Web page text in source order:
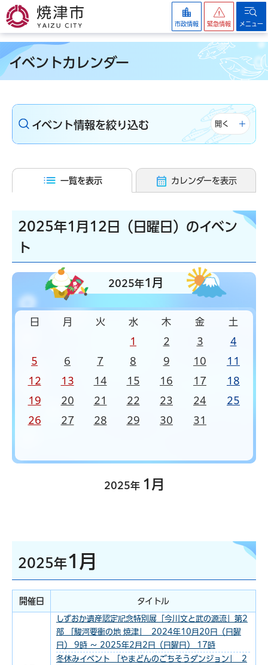
焼津市
市政情報 緊急情報 メニュー
イベントカレンダー
イベント情報を絞り込む 開く
一覧を表示 カレンダーを表示
2025年1月12日（日曜日）のイベン
ト
2025年1月
日 月 火 水 木 金 土
1 2 3 4
5 6 7 8 9 10 11
12 13 14 15 16 17 18
19 20 21 22 23 24 25
26 27 28 29 30 31
2025年 1月
2025年1月
開催日 タイトル
しずおか遺産認定記念特別展「今川文と武の源流」第2
部 「駿河要衝の地 焼津」 2024年10月20日（日曜
日） 9時 ～ 2025年2月2日（日曜日） 17時
冬休みイベント 「やまどんのごちそうダンジョン」 2